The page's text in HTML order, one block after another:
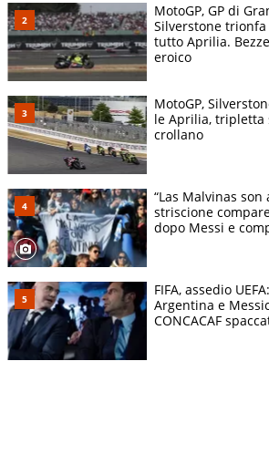
MotoGP, GP di
Silverstone
tutto Aprilia.
eroico
MotoGP,
le Aprilia, tripletta
crollano
“Las Malvinas son
striscione
dopo Messi e
FIFA, assedio
Argentina e
CONCACAF